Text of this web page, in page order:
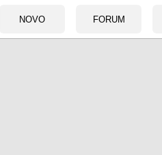
NOVO FORUM